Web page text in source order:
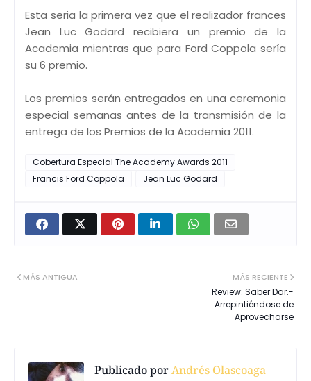
Esta seria la primera vez que el realizador frances
Jean Luc Godard recibiera un premio de la
Academia mientras que para Ford Coppola sería
su 6 premio.
Los premios serán entregados en una ceremonia
especial semanas antes de la transmisión de la
entrega de los Premios de la Academia 2011.
Cobertura Especial The Academy Awards 2011
Francis Ford Coppola
Jean Luc Godard
MÁS RECIENTE
Review: Saber Dar.-
Arrepintiéndose de
Aprovecharse
MÁS ANTIGUA
Publicado porAndrés Olascoaga